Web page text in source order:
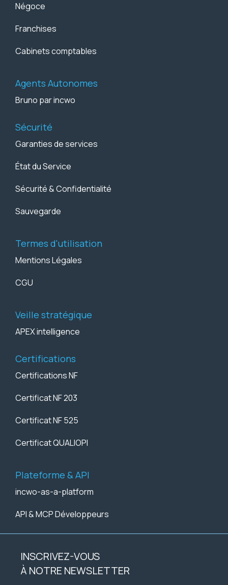
Négoce
Franchises
Cabinets comptables
Agents Autonomes
Bruno par incwo
Sécurité
Garanties de services
État du Service
Sécurité & Confidentialité
Sauvegarde
Termes d'utilisation
Mentions Légales
CGU
Veille stratégique
APEX intelligence
Certifications
Certifications NF
Certificat NF 203
Certificat NF 525
Certificat QUALIOPI
Plateforme & API
incwo-as-a-platform
API & MCP Développeurs
INSCRIVEZ-VOUS
À NOTRE NEWSLETTER